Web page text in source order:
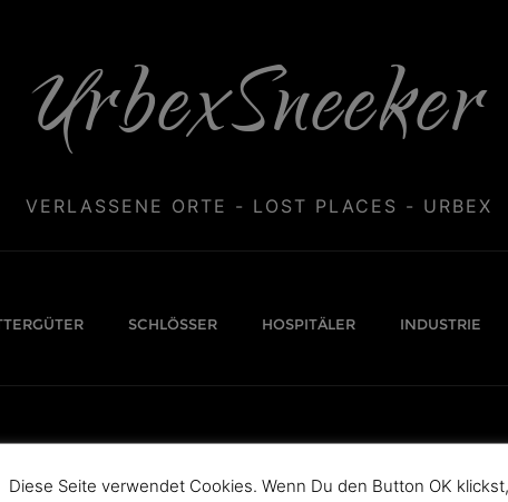
UrbexSneeker
VERLASSENE ORTE - LOST PLACES - URBEX
SCHLÖSSER HOSPITÄLER INDUSTRIE
Diese Seite verwendet Cookies. Wenn Du den Button OK klickst,